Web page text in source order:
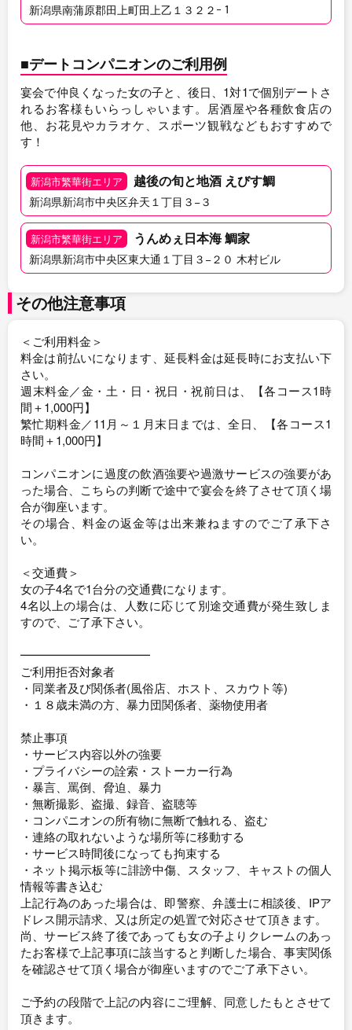
新潟県南蒲原郡田上町田上乙１３２２ｰ１
■デートコンパニオンのご利用例
宴会で仲良くなった女の子と、後日、1対1で個別デートさ
れるお客様もいらっしゃいます。居酒屋や各種飲食店の
他、お花見やカラオケ、スポーツ観戦などもおすすめで
す！
新潟市繁華街エリア 越後の旬と地酒 えびす鯛
新潟県新潟市中央区弁天１丁目３−３
新潟市繁華街エリア うんめぇ日本海 鯛家
新潟県新潟市中央区東大通１丁目３−２０ 木村ビル
その他注意事項
＜ご利用料金＞
料金は前払いになります、延長料金は延長時にお支払い下
さい。
週末料金／金・土・日・祝日・祝前日は、【各コース1時
間＋1,000円】
繁忙期料金／11月～１月末日までは、全日、【各コース1
時間＋1,000円】
コンパニオンに過度の飲酒強要や過激サービスの強要があ
った場合、こちらの判断で途中で宴会を終了させて頂く場
合が御座います。
その場合、料金の返金等は出来兼ねますのでご了承下さ
い。
＜交通費＞
女の子4名で1台分の交通費になります。
4名以上の場合は、人数に応じて別途交通費が発生致しま
すので、ご了承下さい。
━━━━━━━━━━━
ご利用拒否対象者
・同業者及び関係者(風俗店、ホスト、スカウト等)
・１８歳未満の方、暴力団関係者、薬物使用者
禁止事項
・サービス内容以外の強要
・プライバシーの詮索・ストーカー行為
・暴言、罵倒、脅迫、暴力
・無断撮影、盗撮、録音、盗聴等
・コンパニオンの所有物に無断で触れる、盗む
・連絡の取れないような場所等に移動する
・サービス時間後になっても拘束する
・ネット掲示板等に誹謗中傷、スタッフ、キャストの個人
情報等書き込む
上記行為のあった場合は、即警察、弁護士に相談後、IPア
ドレス開示請求、又は所定の処置で対応させて頂きます。
尚、サービス終了後であっても女の子よりクレームのあっ
たお客様で上記事項に該当すると判断した場合、事実関係
を確認させて頂く場合が御座いますのでご了承下さい。
ご予約の段階で上記の内容にご理解、同意したもとさせて
頂きます。